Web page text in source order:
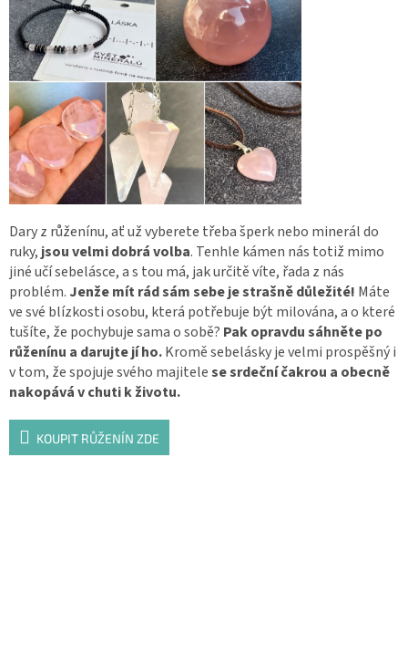
Dary z růženínu, ať už vyberete třeba šperk nebo minerál do
ruky, jsou velmi dobrá volba. Tenhle kámen nás totiž mimo
jiné učí sebelásce, a s tou má, jak určitě víte, řada z nás
problém. Jenže mít rád sám sebe je strašně důležité! Máte
ve své blízkosti osobu, která potřebuje být milována, a o které
tušíte, že pochybuje sama o sobě? Pak opravdu sáhněte po
růženínu a darujte jí ho.Kromě sebelásky je velmi prospěšný i
v tom, že spojuje svého majitelese srdeční čakrou a obecně
nakopává v chuti k životu.
KOUPIT RŮŽENÍN ZDE